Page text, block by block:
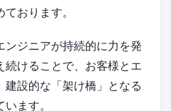
おります。
ンジニアが持続的に力を発
続けることで、お客様とエ
建設的な「架け橋」となる
ます。